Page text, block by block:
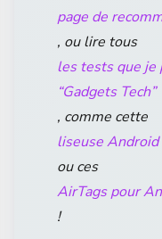
page de
, ou lire tous
les tests que je
“Gadgets Tech”
, comme cette
liseuse
ou ces
AirTags pour
!